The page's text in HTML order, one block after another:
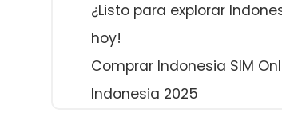
¿Listo para explorar
hoy!
Comprar Indonesia SIM
Indonesia 2025